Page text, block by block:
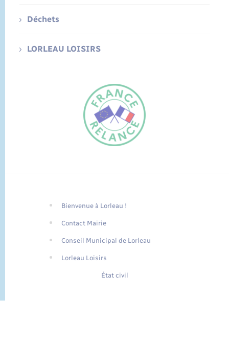
Traduction du
FR
Déchets
LORLEAU LOISIRS
Bienvenue à Lorleau !
Contact Mairie
Conseil Municipal de Lorleau
Lorleau Loisirs
État civil